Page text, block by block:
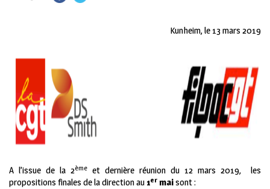
Kunheim, le 13 mars 2019
A l’issue de la 2ème et dernière réunion du 12 mars 2019, les
propositions finales de la direction au1er maisont :